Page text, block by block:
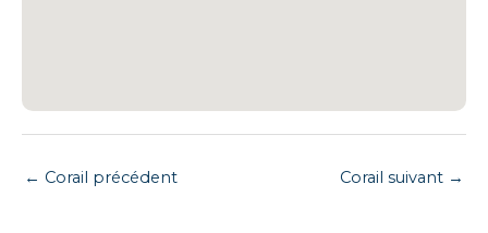
← Corail précédent Corail suivant →